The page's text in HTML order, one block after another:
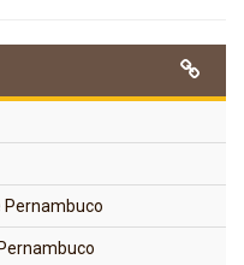
Pernambuco